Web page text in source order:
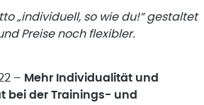
„individuell, so wie du!“ gestaltet
Preise noch flexibler.
– Mehr Individualität und
bei der Trainings- und